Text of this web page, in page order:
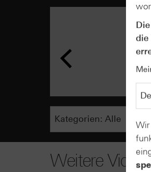
Weitere
die